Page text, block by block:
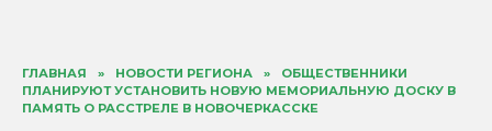
ГЛАВНАЯ » НОВОСТИ РЕГИОНА »
ОБЩЕСТВЕННИКИ
ПЛАНИРУЮТ УСТАНОВИТЬ НОВУЮ МЕМОРИАЛЬНУЮ ДОСКУ В
ПАМЯТЬ О РАССТРЕЛЕ В НОВОЧЕРКАССКЕ